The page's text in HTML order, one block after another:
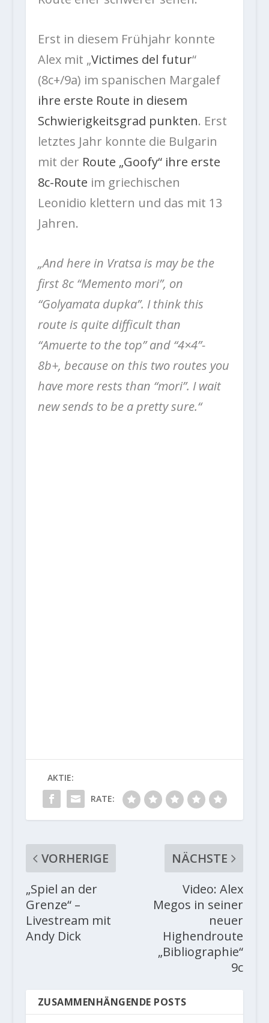
Erst in diesem Frühjahr konnte
Alex mit „Victimes del futur“
(8c+/9a) im spanischen Margalef
ihre erste Route in diesem
Schwierigkeitsgrad punkten. Erst
letztes Jahr konnte die Bulgarin
mit der Route „Goofy“ ihre erste
8c-Route im griechischen
Leonidio klettern und das mit 13
Jahren.
„And here in Vratsa is may be the
first 8c “Memento mori”, on
“Golyamata dupka”. I think this
route is quite difficult than
“Amuerte to the top” and “4×4”-
8b+, because on this two routes you
have more rests than “mori”. I wait
new sends to be a pretty sure.“
AKTIE:
RATE:
VORHERIGE
„Spiel an der
Grenze“ –
Livestream mit
Andy Dick
NÄCHSTE
Video: Alex
Megos in seiner
neuer
Highendroute
„Bibliographie“
9c
ZUSAMMENHÄNGENDE POSTS